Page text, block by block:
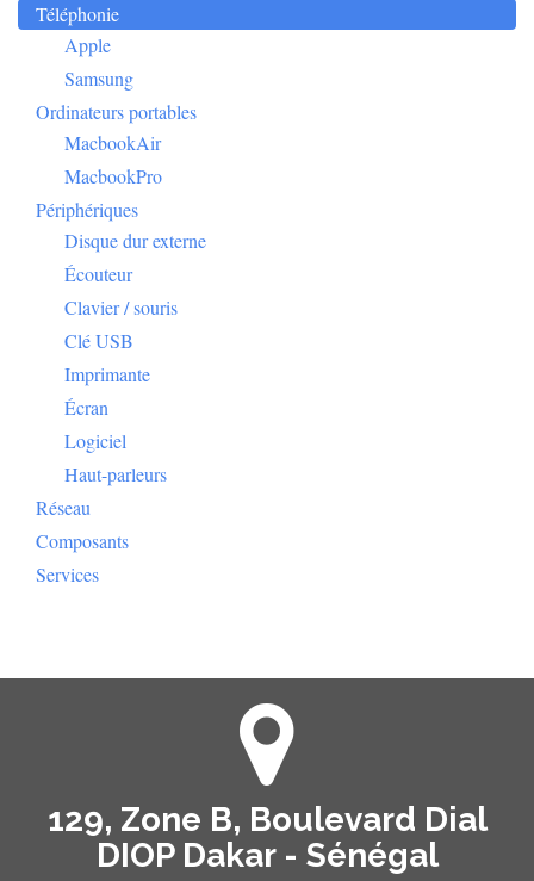
Téléphonie
Apple
Samsung
Ordinateurs portables
MacbookAir
MacbookPro
Périphériques
Disque dur externe
Écouteur
Clavier / souris
Clé USB
Imprimante
Écran
Logiciel
Haut-parleurs
Réseau
Composants
Services
129, Zone B, Boulevard Dial
DIOP Dakar - Sénégal